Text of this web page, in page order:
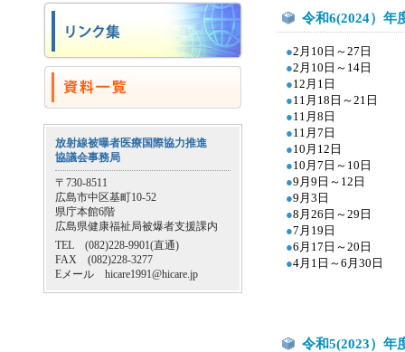
放射線被曝者医療国際協力推進
協議会事務局
〒730-8511
広島市中区基町10-52
県庁本館6階
広島県健康福祉局被爆者支援課内
TEL (082)228-9901(直通)
FAX (082)228-3277
Eメール hicare1991@hicare.jp
令和6(2024）年
●2 月10日～27日
●2 月10日～14日
●12 月1日
●11月18日～21日
●11月8日
●11月7日
●10月12日
●10月7日～10日
●9月9日～12日
●9月3日
●8月26日～29日
●7月19日
●6月17日～20日
●4月1日～6月30日
令和5(2023）年